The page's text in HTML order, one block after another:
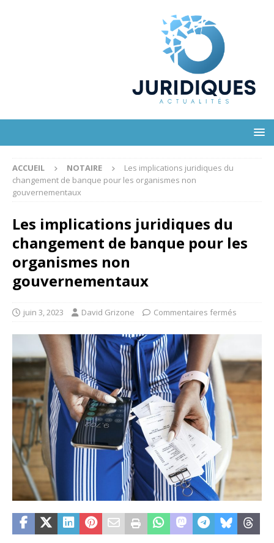
ACCUEIL NOTAIRE
Les implications juridiques du
changement de banque pour les organismes non
gouvernementaux
Les implications juridiques du
changement de banque pour les
organismes non
gouvernementaux
juin 3, 2023 David Grizone Commentaires fermés